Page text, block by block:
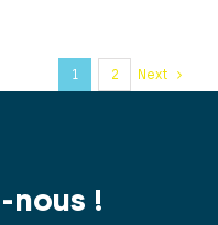
1 2 Next
!